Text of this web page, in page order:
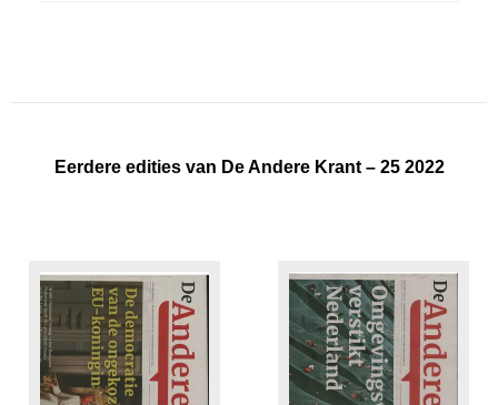
Eerdere edities van De Andere Krant – 25 2022